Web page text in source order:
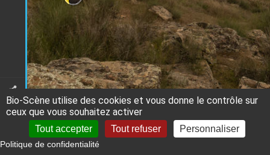
Bio-Scène utilise des cookies et vous donne le contrôle sur
ceux que vous souhaitez activer
Tout accepter Tout refuser Personnaliser
Politique de confidentialité